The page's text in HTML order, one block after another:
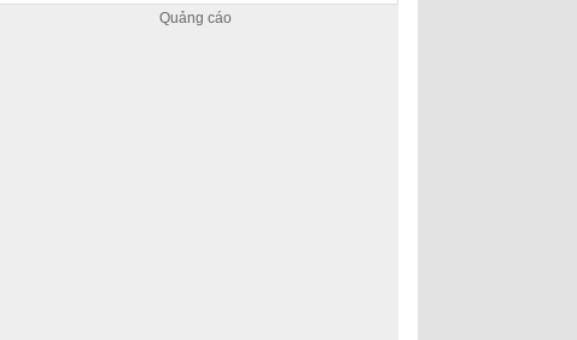
cho rằng: Sự hổ thẹn của tác